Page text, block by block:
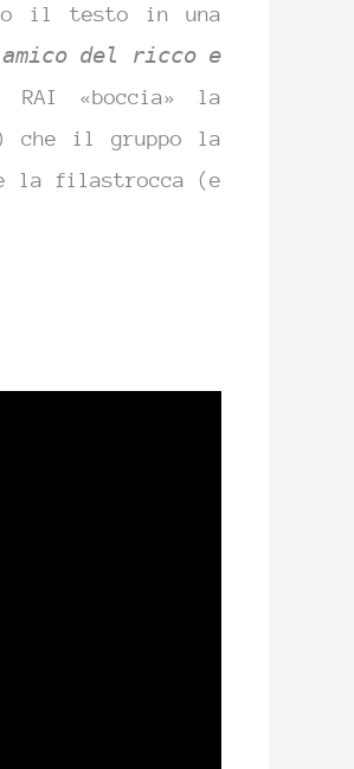
il testo in una
del ricco e
RAI «boccia» la
che il gruppo la
la filastrocca (e